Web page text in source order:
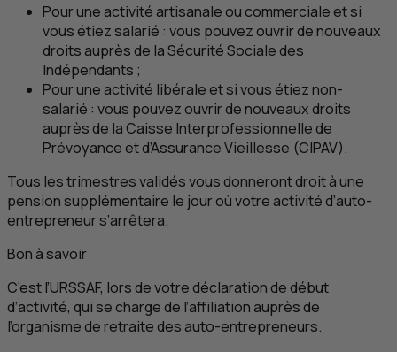
Pour une activité artisanale ou commerciale et si
vous étiez salarié : vous pouvez ouvrir de nouveaux
droits auprès de la Sécurité Sociale des
Indépendants ;
Pour une activité libérale et si vous étiez non-
salarié : vous pouvez ouvrir de nouveaux droits
auprès de la Caisse Interprofessionnelle de
Prévoyance et d’Assurance Vieillesse (CIPAV).
Tous les trimestres validés vous donneront droit à une
pension supplémentaire le jour où votre activité d’auto-
entrepreneur s’arrêtera.
Bon à savoir
C’est l’URSSAF, lors de votre déclaration de début
d’activité, qui se charge de l’affiliation auprès de
l’organisme de retraite des auto-entrepreneurs.